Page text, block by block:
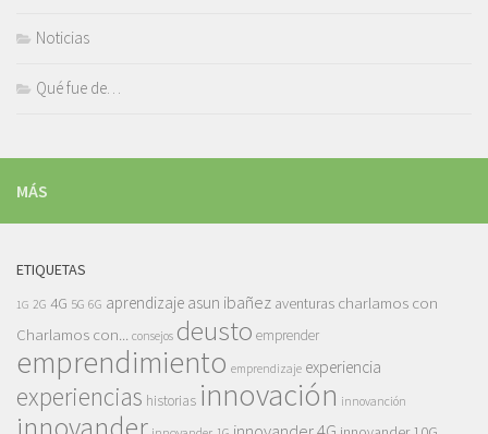
Noticias
Qué fue de…
MÁS
ETIQUETAS
1G 2G 4G 5G 6G aprendizaje asun ibañez aventuras charlamos con
Charlamos con... consejos deusto emprender
emprendimiento emprendizaje experiencia
experiencias historias innovación innovanción